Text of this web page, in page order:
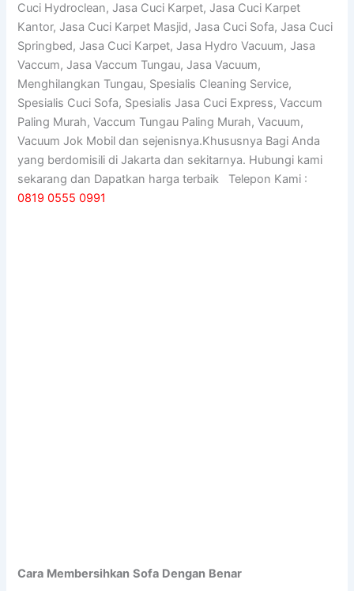
Cuci Hydroclean, Jasa Cuci Karpet, Jasa Cuci Karpet
Kantor, Jasa Cuci Karpet Masjid, Jasa Cuci Sofa, Jasa Cuci
Springbed, Jasa Cuci Karpet, Jasa Hydro Vacuum, Jasa
Vaccum, Jasa Vaccum Tungau, Jasa Vacuum,
Menghilangkan Tungau, Spesialis Cleaning Service,
Spesialis Cuci Sofa, Spesialis Jasa Cuci Express, Vaccum
Paling Murah, Vaccum Tungau Paling Murah, Vacuum,
Vacuum Jok Mobil dan sejenisnya.Khususnya Bagi Anda
yang berdomisili di Jakarta dan sekitarnya. Hubungi kami
sekarang dan Dapatkan harga terbaik Telepon Kami :
0819 0555 0991
Cara Membersihkan Sofa Dengan Benar